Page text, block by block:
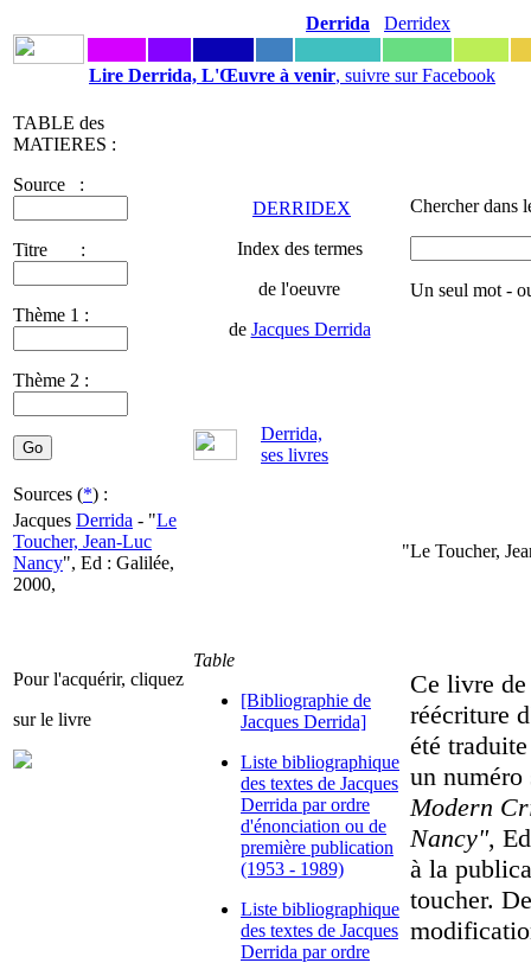
Derrida Derridex
Lire Derrida, L'Œuvre à venir, suivre sur Facebook
TABLE des
MATIERES :
Source :
Titre :
Thème 1 :
Thème 2 :
DERRIDEX
Index des termes
de l'oeuvre
de Jacques Derrida
Chercher dans
Un seul mot -
Derrida,
ses livres
Sources (*) :
Jacques Derrida - "Le
Toucher, Jean-Luc
Nancy", Ed : Galilée,
2000,
"Le Toucher,
Pour l'acquérir, cliquez
sur le livre
Table
[Bibliographie de
Jacques Derrida]
Liste bibliographique
des textes de Jacques
Derrida par ordre
d'énonciation ou de
première publication
(1953 - 1989)
Liste bibliographique
des textes de Jacques
Derrida par ordre
Ce livre
réécriture
été
un
Modern
Nancy",
à la
toucher.